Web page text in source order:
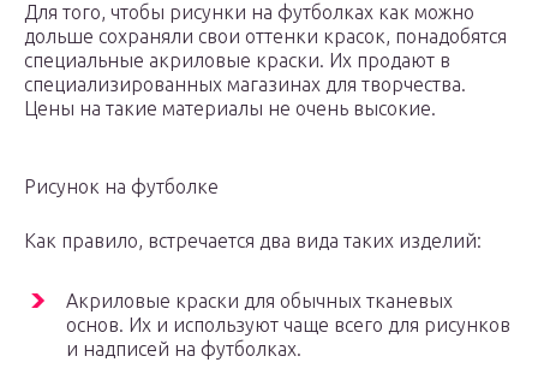
Для того, чтобы рисунки на футболках как можно
дольше сохраняли свои оттенки красок, понадобятся
специальные акриловые краски. Их продают в
специализированных магазинах для творчества.
Цены на такие материалы не очень высокие.
Рисунок на футболке
Как правило, встречается два вида таких изделий:
Акриловые краски для обычных тканевых
основ. Их и используют чаще всего для рисунков
и надписей на футболках.